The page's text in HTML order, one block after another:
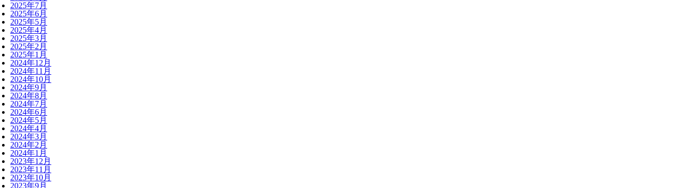
2025年7月
2025年6月
2025年5月
2025年4月
2025年3月
2025年2月
2025年1月
2024年12月
2024年11月
2024年10月
2024年9月
2024年8月
2024年7月
2024年6月
2024年5月
2024年4月
2024年3月
2024年2月
2024年1月
2023年12月
2023年11月
2023年10月
2023年9月